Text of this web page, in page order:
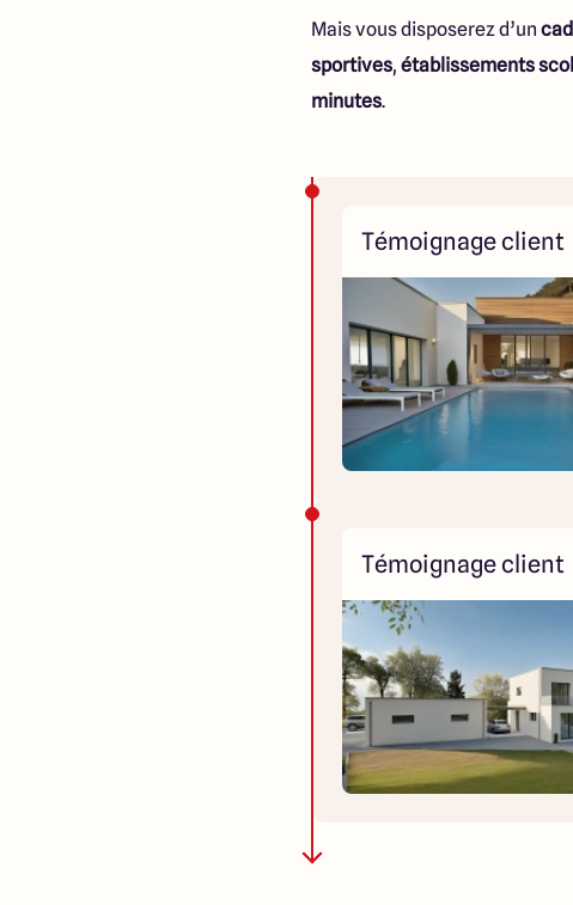
Mais vous disposerez d’un
sportives, établissements
minutes.
Témoignage client
Témoignage client